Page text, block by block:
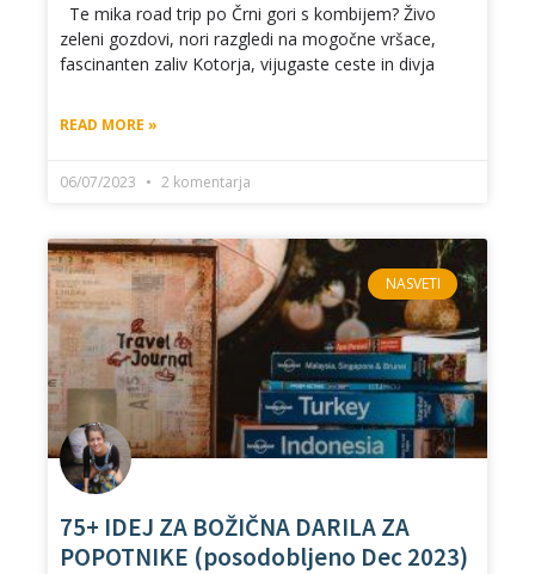
Te mika road trip po Črni gori s kombijem? Živo
zeleni gozdovi, nori razgledi na mogočne vršace,
fascinanten zaliv Kotorja, vijugaste ceste in divja
READ MORE »
06/07/2023 2 komentarja
NASVETI
75+ IDEJ ZA BOŽIČNA DARILA ZA
POPOTNIKE (posodobljeno Dec 2023)